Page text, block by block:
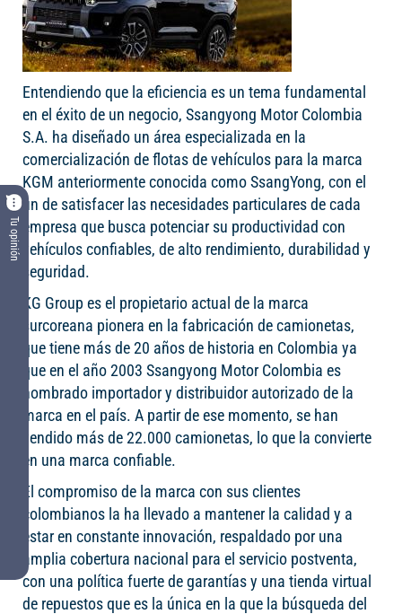
Entendiendo que la eficiencia es un tema fundamental
en el éxito de un negocio, Ssangyong Motor Colombia
S.A. ha diseñado un área especializada en la
comercialización de flotas de vehículos para la marca
KGM anteriormente conocida como SsangYong, con el
fin de satisfacer las necesidades particulares de cada
empresa que busca potenciar su productividad con
vehículos confiables, de alto rendimiento, durabilidad y
seguridad.
KG Group es el propietario actual de la marca
surcoreana pionera en la fabricación de camionetas,
que tiene más de 20 años de historia en Colombia ya
que en el año 2003 Ssangyong Motor Colombia es
nombrado importador y distribuidor autorizado de la
marca en el país. A partir de ese momento, se han
vendido más de 22.000 camionetas, lo que la convierte
en una marca confiable.
El compromiso de la marca con sus clientes
colombianos la ha llevado a mantener la calidad y a
estar en constante innovación, respaldado por una
amplia cobertura nacional para el servicio postventa,
con una política fuerte de garantías y una tienda virtual
de repuestos que es la única en la que la búsqueda del
Tu opinión